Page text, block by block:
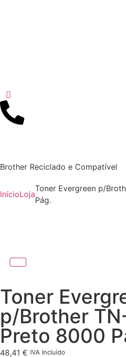
Brother Reciclado e Compatível
InícioLoja
Toner Evergreen p/
Pág.
Toner
p/Brother
Preto 8000
48,41 € IVA Incluído